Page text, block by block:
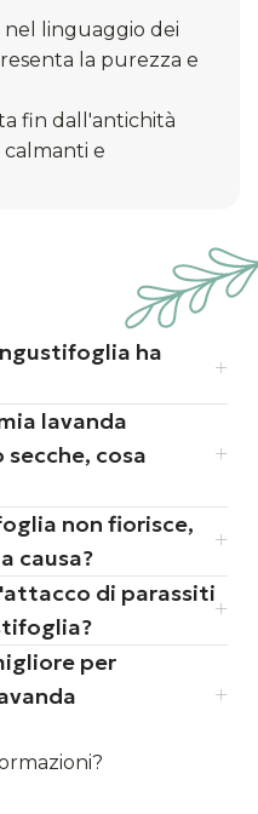
nel linguaggio dei
la purezza e
fin dall'antichità
e
ha
lavanda
cosa
non fiorisce,
causa?
di parassiti
per